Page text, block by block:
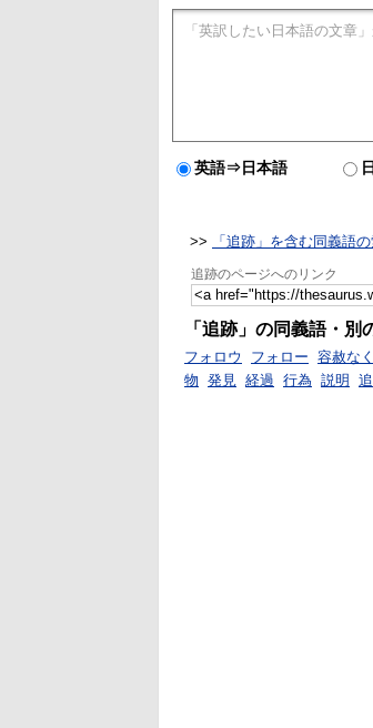
英語⇒日本語
>> 「追跡」を含む同義語の
追跡のページへのリンク
「追跡」の同義語・
フォロウ
フォロー 容赦なく
物 発見 経過 行為 説明